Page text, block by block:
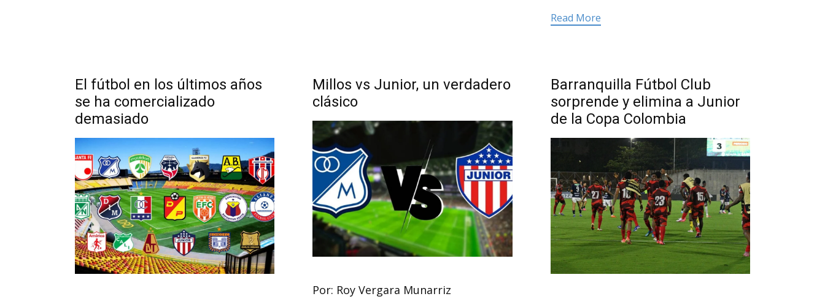
Read More
El fútbol en los últimos años
se ha comercializado
demasiado
Millos vs Junior, un verdadero
clásico
Por: Roy Vergara Munarriz
Barranquilla Fútbol Club
sorprende y elimina a Junior
de la Copa Colombia